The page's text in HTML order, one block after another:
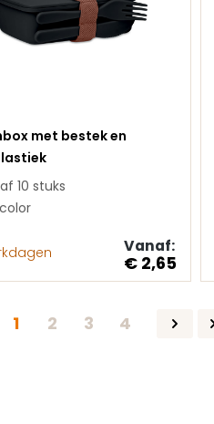
met bestek en
10 stuks
Vanaf:
€ 2,65
Pagina
1 Pagina
2 Pagina
3 Pagina
4